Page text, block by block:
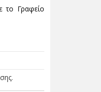
το Γραφείο